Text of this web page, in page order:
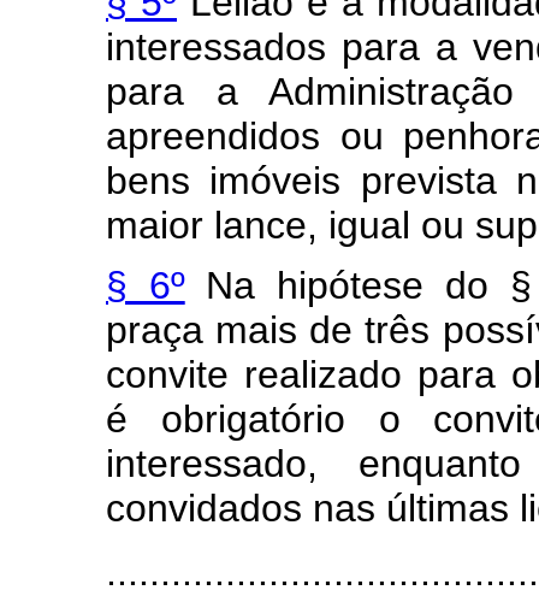
interessados para a
para a
apreendidos ou
bens imóveis prevista
maior lance, igual ou
§ 6ºNa hipótese do §
praça mais de três
convite realizado para
é obrigatório o
interessado,
convidados nas últimas